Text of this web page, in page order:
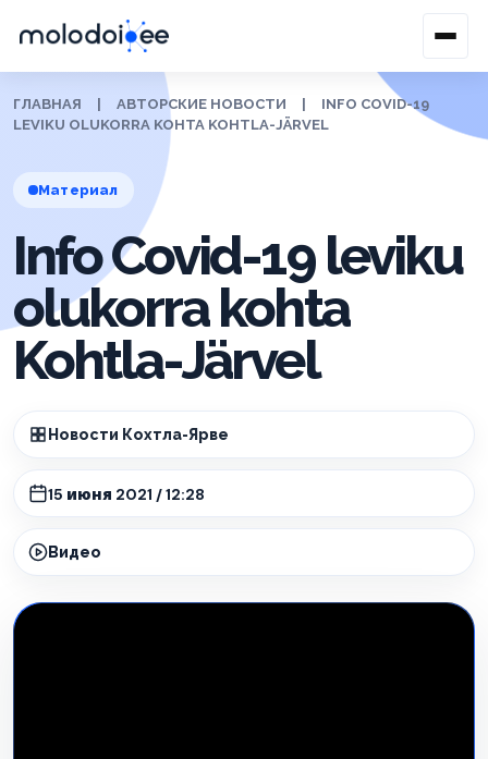
ГЛАВНАЯ АВТОРСКИЕ НОВОСТИ
INFO COVID-19
LEVIKU OLUKORRA KOHTA KOHTLA-JÄRVEL
Материал
Info Covid-19 leviku
olukorra kohta
Kohtla-Järvel
Новости Кохтла-Ярве
15 июня 2021 / 12:28
Видео